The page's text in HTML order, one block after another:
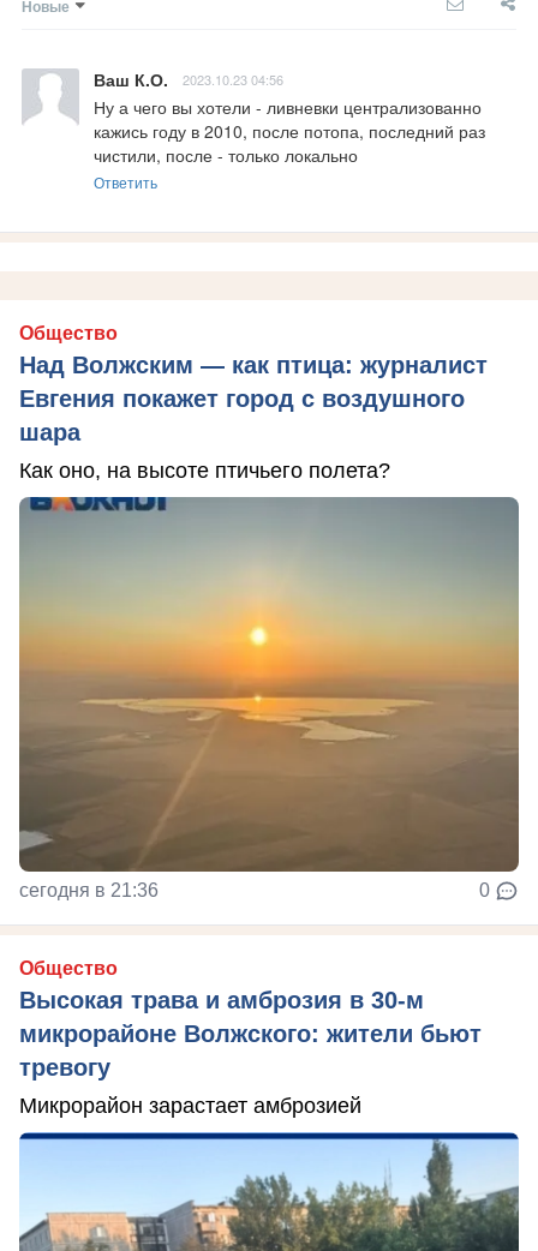
Новые
Ваш К.О. 2023.10.23 04:56
Ну а чего вы хотели - ливневки централизованно
кажись году в 2010, после потопа, последний раз
чистили, после - только локально
Ответить
Общество
Над Волжским — как птица: журналист
Евгения покажет город с воздушного
шара
Как оно, на высоте птичьего полета?
сегодня в 21:36 0
Общество
Высокая трава и амброзия в 30‑м
микрорайоне Волжского: жители бьют
тревогу
Микрорайон зарастает амброзией